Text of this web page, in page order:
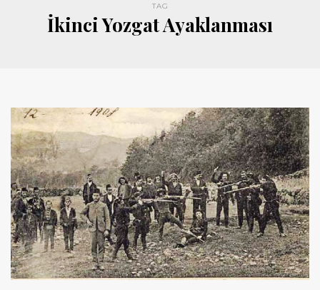
TAG
İkinci Yozgat Ayaklanması